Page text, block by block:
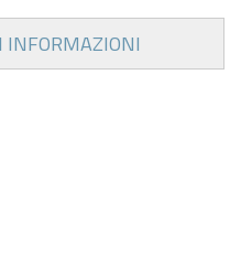
INFORMAZIONI